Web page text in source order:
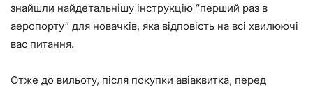
знайшли найдетальнішу інструкцію “перший раз в
аеропорту” для новачків, яка відповість на всі хвилюючі
вас питання.
Отже до вильоту, після покупки авіаквитка, перед